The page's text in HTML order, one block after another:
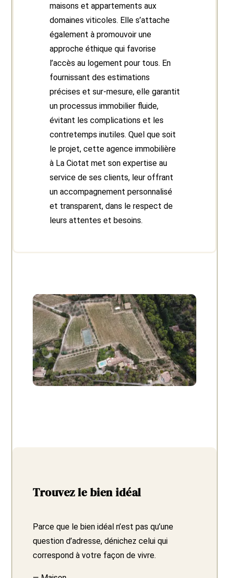
maisons et appartements aux
domaines viticoles. Elle s’attache
également à promouvoir une
approche éthique qui favorise
l’accès au logement pour tous. En
fournissant des estimations
précises et sur-mesure, elle garantit
un processus immobilier fluide,
évitant les complications et les
contretemps inutiles. Quel que soit
le projet, cette agence immobilière
à La Ciotat met son expertise au
service de ses clients, leur offrant
un accompagnement personnalisé
et transparent, dans le respect de
leurs attentes et besoins.
Trouvez le bien idéal
Parce que le bien idéal n’est pas qu’une
question d’adresse, dénichez celui qui
correspond à votre façon de vivre.